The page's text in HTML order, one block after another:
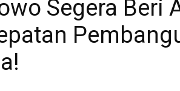
Segera Beri